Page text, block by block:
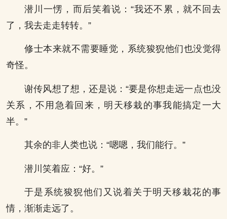
潜川一愣，而后笑着说：“我还不累，就不回去
了，我去走走转转。”
修士本来就不需要睡觉，系统狻猊他们也没觉得
奇怪。
谢传风想了想，还是说：“要是你想走远一点也没
关系，不用急着回来，明天移栽的事我能搞定一大
半。”
其余的非人类也说：“嗯嗯，我们能行。”
潜川笑着应：“好。”
于是系统狻猊他们又说着关于明天移栽花的事
情，渐渐走远了。